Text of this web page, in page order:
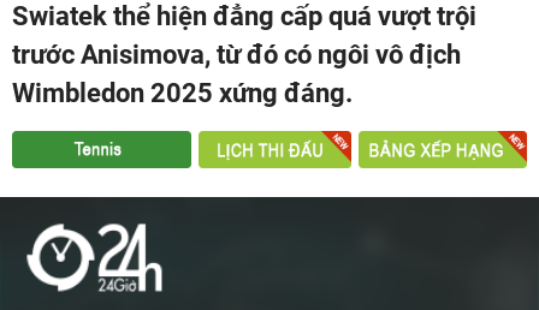
Swiatek thể hiện đẳng cấp quá vượt trội
trước Anisimova, từ đó có ngôi vô địch
Wimbledon 2025 xứng đáng.